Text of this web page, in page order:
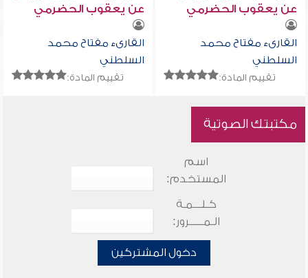
عن يعقوب الحضرمي
القارىء مفتاح محمد
السلطني
تقييم المادة:
عن يعقوب الحضرمي
القارىء مفتاح محمد
السلطني
تقييم المادة:
مكتبتك الصوتية
اسم
المستخدم:
كـلـــمـة
الـمـــــرور:
دخول المشتركين